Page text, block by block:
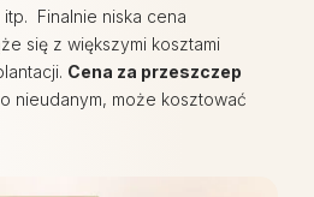
Finalnie niska cena
się z większymi kosztami
Cena za przeszczep
nieudanym, może kosztować